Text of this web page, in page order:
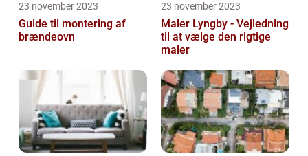
23 november 2023
Guide til montering af
brændeovn
23 november 2023
Maler Lyngby - Vejledning
til at vælge den rigtige
maler